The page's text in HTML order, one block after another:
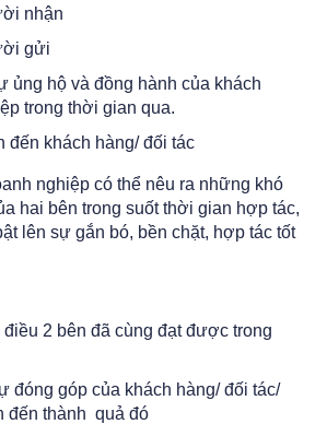
nhận
gửi
ủng hộ và đồng hành của khách
trong thời gian qua.
đến khách hàng/ đối tác
nghiệp có thể nêu ra những khó
hai bên trong suốt thời gian hợp tác,
lên sự gắn bó, bền chặt, hợp tác tốt
2 bên đã cùng đạt được trong
đóng góp của khách hàng/ đối tác/
đến thành quả đó